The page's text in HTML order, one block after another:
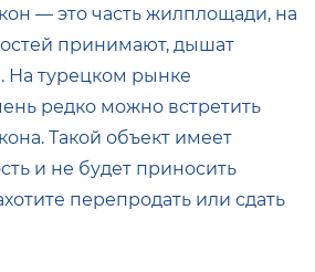
— это часть жилплощади, на
принимают, дышат
На турецком рынке
редко можно встретить
Такой объект имеет
и не будет приносить
перепродать или сдать